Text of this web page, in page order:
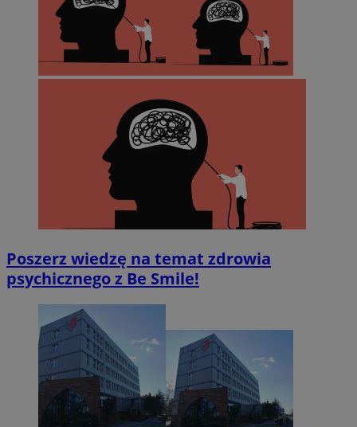
Poszerz wiedzę na temat zdrowia
psychicznego z Be Smile!